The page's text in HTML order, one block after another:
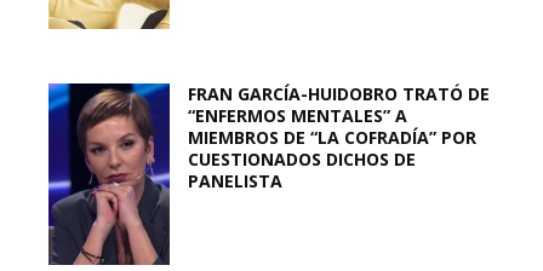
FRAN GARCÍA-HUIDOBRO TRATÓ DE
“ENFERMOS MENTALES” A
MIEMBROS DE “LA COFRADÍA” POR
CUESTIONADOS DICHOS DE
PANELISTA